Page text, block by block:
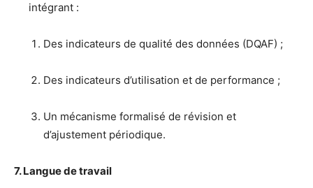
intégrant :
Des indicateurs de qualité des données (DQAF) ;
Des indicateurs d’utilisation et de performance ;
Un mécanisme formalisé de révision et
d’ajustement périodique.
7. Langue de travail